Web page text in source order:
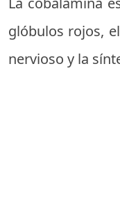
glóbulos rojos,
nervioso y la